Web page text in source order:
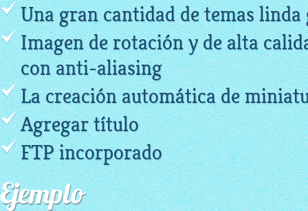
Una gran cantidad de temas linda
Imagen de rotación y de alta
con anti-aliasing
La creación automática de
Agregar título
FTP incorporado
Ejemplo